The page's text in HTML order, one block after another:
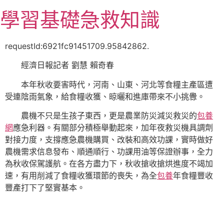
至
主
學習基礎急救知識
requestId:6921fc91451709.95842862.
經濟日報記者 劉慧 賴奇春
本年秋收要害時代，河南、山東、河北等食糧主產區遭
受連陰雨氣象，給食糧收獲、晾曬和進庫帶來不小挑釁。
農機不只是生孩子東西，更是農業防災減災救災的包養
網應急利器。有關部分積極舉動起來，加年夜救災機具調劑
對接力度，支撐應急農機購買、改裝和高效功課，實時做好
農機需求信息發布、順通順行、功課用油等保證辦事，全力
為秋收保駕護航。在各方盡力下，秋收搶收搶烘進度不竭加
速，有用削減了食糧收獲環節的喪失，為全包養年食糧豐收
豐產打下了堅實基本。